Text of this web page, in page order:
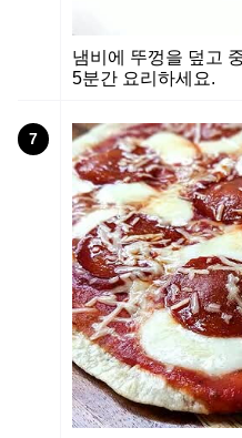
냄비에 뚜껑을 덮고
5분간 요리하세요.
7